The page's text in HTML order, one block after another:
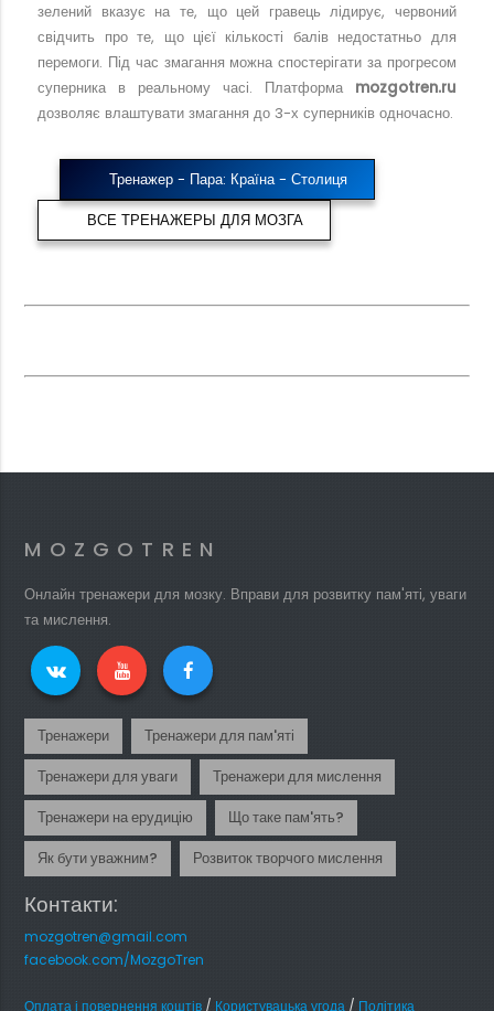
зелений вказує на те, що цей гравець лідирує, червоний
свідчить про те, що цієї кількості балів недостатньо для
перемоги. Під час змагання можна спостерігати за прогресом
суперника в реальному часі. Платформа mozgotren.ru
дозволяє влаштувати змагання до 3-х суперників одночасно.
Тренажер - Пара: Країна - Столиця
ВСЕ ТРЕНАЖЕРЫ ДЛЯ МОЗГА
MOZGOTREN
Онлайн тренажери для мозку. Вправи для розвитку пам'яті, уваги
та мислення.
Тренажери
Тренажери для пам'яті
Тренажери для уваги
Тренажери для мислення
Тренажери на ерудицію
Що таке пам'ять?
Як бути уважним?
Розвиток творчого мислення
Контакти:
mozgotren@gmail.com
facebook.com/MozgoTren
Оплата і повернення коштів / Користувацька угода / Політика